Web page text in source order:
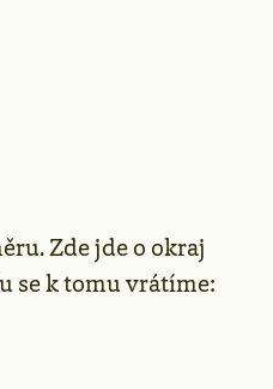
Zde jde o okraj
se k tomu vrátíme: